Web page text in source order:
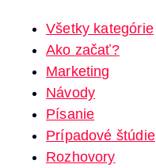
Všetky kategórie
Ako začať?
Marketing
Návody
Písanie
Prípadové štúdie
Rozhovory